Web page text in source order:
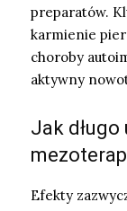
preparatów.
karmienie
choroby
aktywny
Jak
Efekty